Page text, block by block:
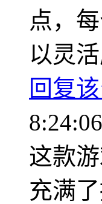
点，
以灵
回复
这款
充满